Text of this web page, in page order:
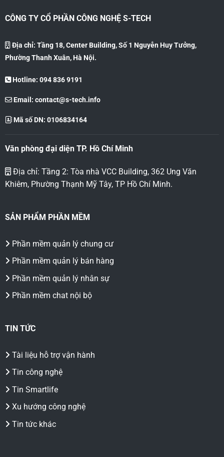
CÔNG TY CỔ PHẦN CÔNG NGHỆ S-TECH
Địa chỉ: Tầng 18, Center Building, Số 1 Nguyễn Huy Tưởng,
Phường Thanh Xuân, Hà Nội.
Hotline: 094 836 9191
Email: contact@s-tech.info
Mã số DN: 0106834164
Văn phòng đại diện TP. Hồ Chí Minh
Địa chỉ: Tầng 2: Tòa nhà VCC Building, 362 Ung Văn
Khiêm, Phường Thạnh Mỹ Tây, TP Hồ Chí Minh.
SẢN PHẨM PHẦN MỀM
Phần mềm quản lý chung cư
Phần mềm quản lý bán hàng
Phần mềm quản lý nhân sự
Phần mềm chat nội bộ
TIN TỨC
Tài liệu hỗ trợ vận hành
Tin công nghệ
Tin Smartlife
Xu hướng công nghệ
Tin tức khác